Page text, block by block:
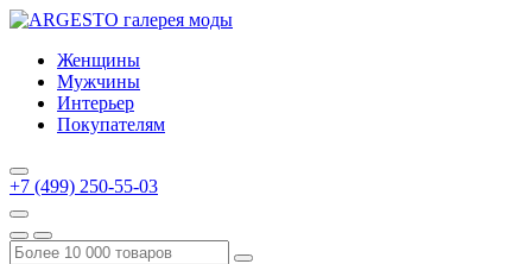
Женщины
Мужчины
Интерьер
Покупателям
+7 (499) 250-55-03